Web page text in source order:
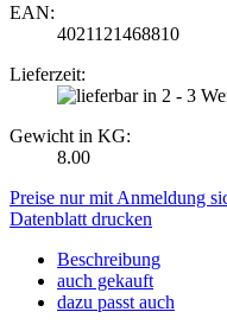
EAN:
4021121468810
Lieferzeit:
Gewicht in KG:
8.00
Preise nur mit Anmeldung
Datenblatt drucken
Beschreibung
auch gekauft
dazu passt auch